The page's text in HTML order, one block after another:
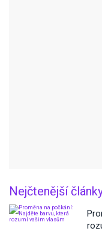
Nejčtenější